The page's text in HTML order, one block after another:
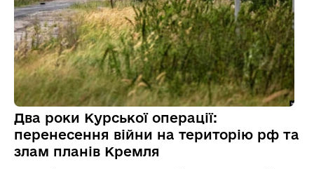
Два роки Курської операції:
перенесення війни на територію рф та
злам планів Кремля